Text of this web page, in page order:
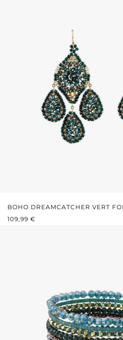
BOHO DREAMCATCHER VERT
PRIX RÉGULIER :
109,99 €